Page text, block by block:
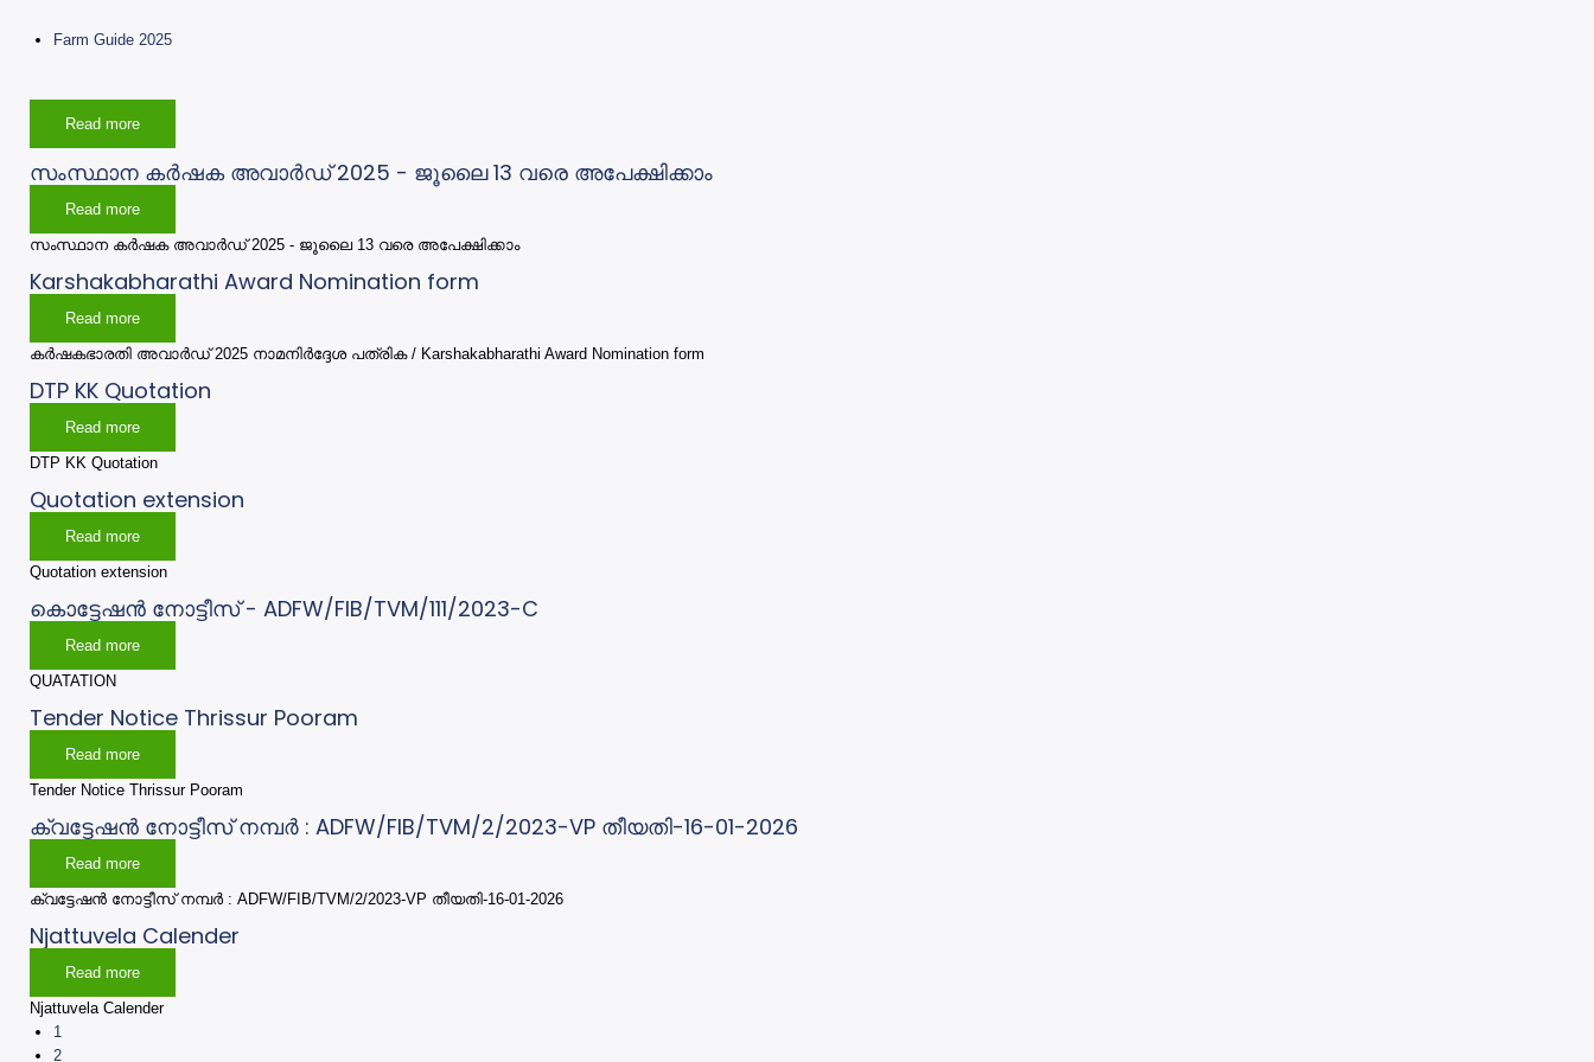
Farm Guide 2025
Read more
സംസ്ഥാന കർഷക അവാർഡ് 2025 - ജൂലൈ 13 വരെ അപേക്ഷിക്കാം
Read more
കർഷക
അവാർഡ്
2025
-
അപേക്ഷിക്കാം
സംസ്ഥാന കർഷക അവാർഡ് 2025 - ജൂലൈ 13 വരെ അപേക്ഷിക്കാം
Karshakabharathi Award Nomination form
Read more
Award
Nomination
form
കർഷകഭാരതി അവാർഡ് 2025 നാമനിർദ്ദേശ പത്രിക / Karshakabharathi Award Nomination form
DTP KK Quotation
Read more
KK
Quotation
DTP KK Quotation
Quotation extension
Read more
extension
Quotation extension
കൊട്ടേഷന്‍ നോട്ടീസ് - ADFW/FIB/TVM/111/2023-C
Read more
ADFW/FIB/TVM/111/2023-
C
QUATATION
Tender Notice Thrissur Pooram
Read more
Notice
Thrissur
Tender Notice Thrissur Pooram
ക്വട്ടേഷന്‍ നോട്ടീസ് നമ്പര്‍ : ADFW/FIB/TVM/2/2023-VP തീയതി-16-01-2026
Read more
നോട്ടീസ്
നമ്പര്‍
ADFW/FIB/TVM/2/2023-
2026
ക്വട്ടേഷന്‍ നോട്ടീസ് നമ്പര്‍ : ADFW/FIB/TVM/2/2023-VP തീയതി-16-01-2026
Njattuvela Calender
Read more
Calender
Njattuvela Calender
Pagination
Current
page
1
Page
2